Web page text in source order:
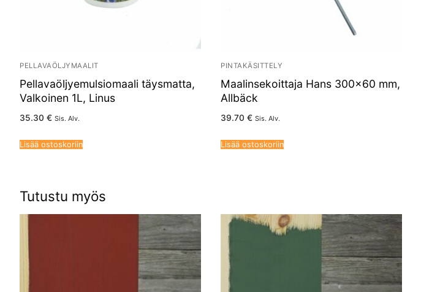
PELLAVAÖLJYMAALIT
Pellavaöljyemulsiomaali täysmatta,
Valkoinen 1L, Linus
35.30 € Sis. Alv.
Lisää ostoskoriin
PINTAKÄSITTELY
Maalinsekoittaja Hans 300×60 mm,
Allbäck
39.70 € Sis. Alv.
Lisää ostoskoriin
Tutustu myös